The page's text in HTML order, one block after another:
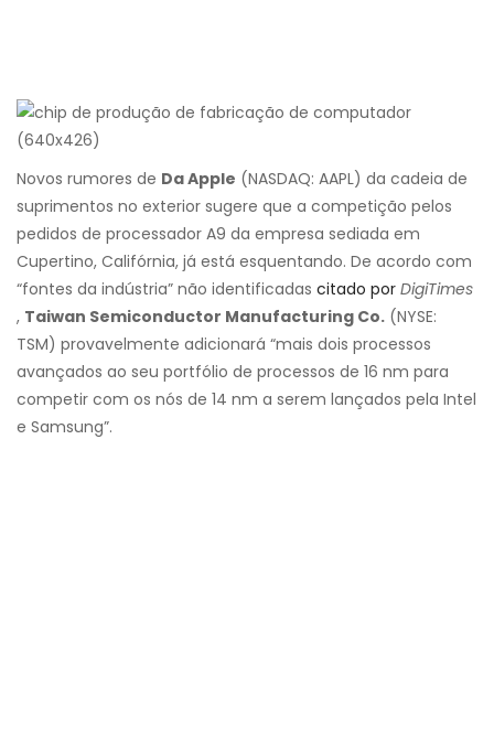
Novos rumores de Da Apple (NASDAQ: AAPL) da cadeia de
suprimentos no exterior sugere que a competição pelos
pedidos de processador A9 da empresa sediada em
Cupertino, Califórnia, já está esquentando. De acordo com
“fontes da indústria” não identificadas citado por DigiTimes
, Taiwan Semiconductor Manufacturing Co. (NYSE:
TSM) provavelmente adicionará “mais dois processos
avançados ao seu portfólio de processos de 16 nm para
competir com os nós de 14 nm a serem lançados pela Intel
e Samsung”.